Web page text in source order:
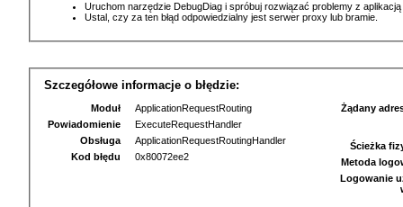
Uruchom narzędzie DebugDiag i spróbuj rozwiązać problemy z
Ustal, czy za ten błąd odpowiedzialny jest serwer proxy lub bramie.
Szczegółowe informacje o błędzie:
Moduł
ApplicationRequestRouting
Powiadomienie
ExecuteRequestHandler
Obsługa
ApplicationRequestRoutingHandler
Kod błędu
0x80072ee2
Żądany
Ścieżka
Metoda
Logowanie